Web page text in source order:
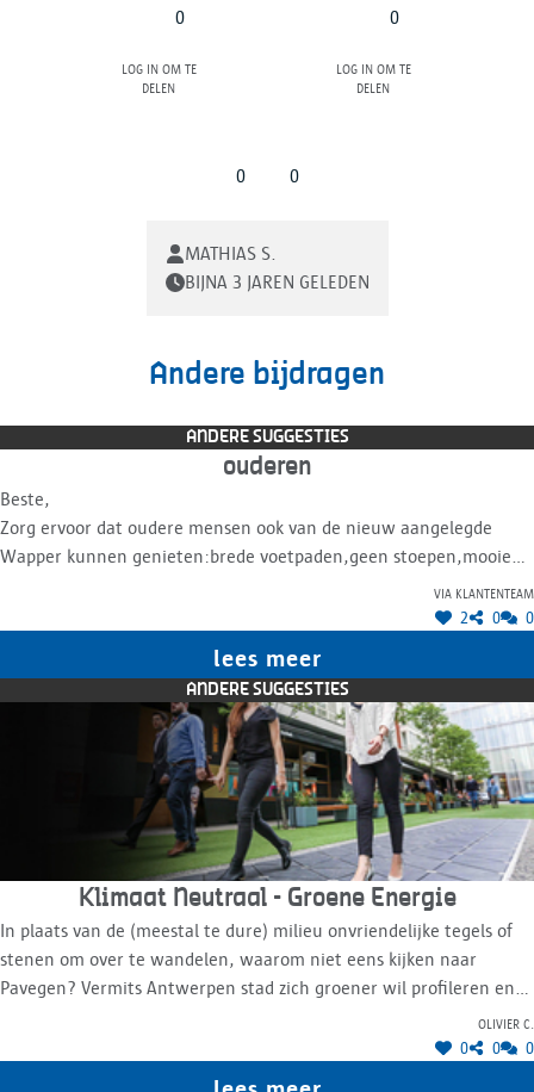
0
Log in om te
delen
0
Log in om te
delen
0 0
MATHIAS S.
BIJNA 3 JAREN GELEDEN
Andere bijdragen
ANDERE SUGGESTIES
ouderen
Beste,
Zorg ervoor dat oudere mensen ook van de nieuw aangelegde
Wapper kunnen genieten:brede voetpaden,geen stoepen,mooie
gladde ondergrond.De ouderen zijn dikwijls een vergeten groep.
via klantenteam
2 0 0
lees meer
ANDERE SUGGESTIES
Klimaat Neutraal - Groene Energie
In plaats van de (meestal te dure) milieu onvriendelijke tegels of
stenen om over te wandelen, waarom niet eens kijken naar
Pavegen? Vermits Antwerpen stad zich groener wil profileren en
installatie dit zeker een duwtje geven. Met een groot verwacht
Olivier C.
0 0 0